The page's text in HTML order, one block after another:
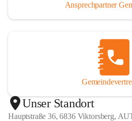
Ansprechpartner
Unser Standort
Hauptstraße 36, 6836 Viktorsberg,